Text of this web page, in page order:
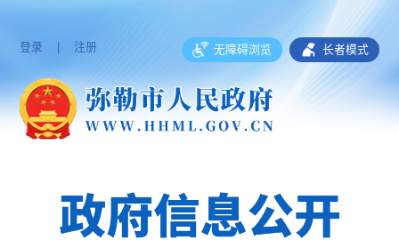
登录 | 注册 无障碍浏览 长者模式